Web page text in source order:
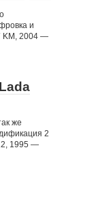
и
KM, 2004 —
же
2
1995 —